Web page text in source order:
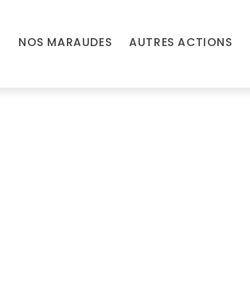
NOS MARAUDES AUTRES ACTIONS